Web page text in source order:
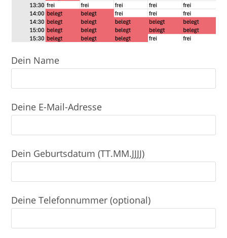
Dein Name
Deine E-Mail-Adresse
Dein Geburtsdatum (TT.MM.JJJJ)
Deine Telefonnummer (optional)